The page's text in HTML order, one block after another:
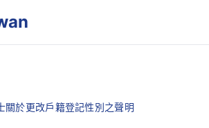
關於更改戶籍登記性別之聲明